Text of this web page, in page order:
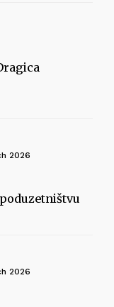
2026
2026